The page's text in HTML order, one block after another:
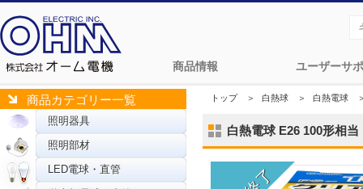
商品情報 ユーザーサ
商品カテゴリー一覧
照明器具
照明部材
LED電球・直管
トップ＞ 白熱球 ＞ 白熱電球
白熱電球 E26 100形相